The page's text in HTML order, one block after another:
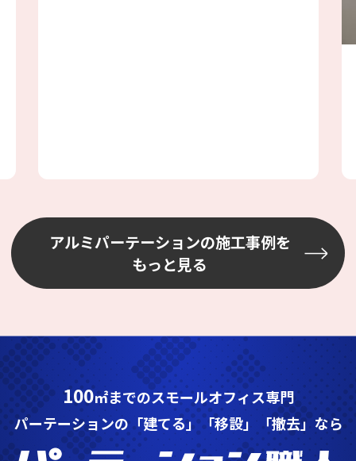
アルミパーテーションの施工事例を
もっと見る
100㎡までのスモールオフィス専門
パーテーションの「建てる」「移設」「撤去」なら